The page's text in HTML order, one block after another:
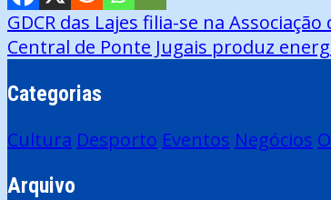
Navegação
de
artigos
GDCR das Lajes filia-se na
Central de Ponte Jugais produz
Categorias
Cultura Desporto Eventos Negócios
Arquivo